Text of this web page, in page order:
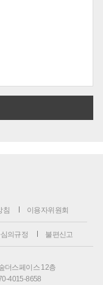
침 이용자위원회
의규정 불편신고
더스페이스 12층
4015-8658